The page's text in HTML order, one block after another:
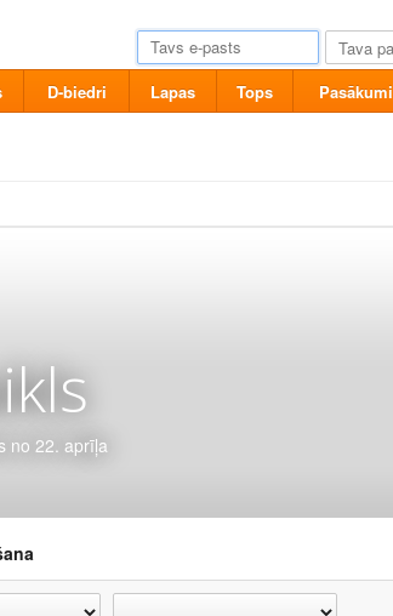
D-biedri Lapas Tops Pasākumi
no 22. aprīļa